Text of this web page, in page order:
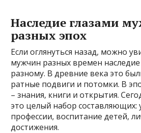
Наследие глазами
разных эпох
Если оглянуться назад, можно
мужчин разных времен
разному. В древние века это
ратные подвиги и потомки. В
– знания, книги и открытия.
это целый набор составляющих:
профессии, воспитание детей,
достижения.